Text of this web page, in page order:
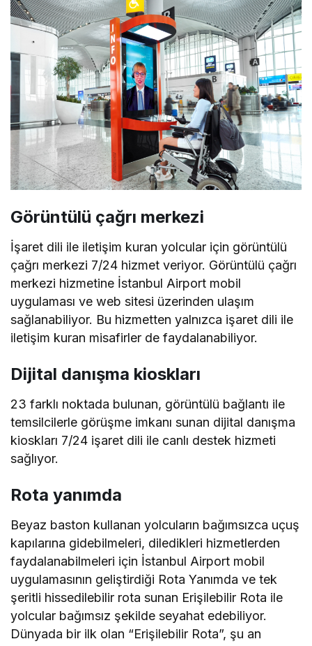
Görüntülü çağrı merkezi
İşaret dili ile iletişim kuran yolcular için görüntülü
çağrı merkezi 7/24 hizmet veriyor. Görüntülü çağrı
merkezi hizmetine İstanbul Airport mobil
uygulaması ve web sitesi üzerinden ulaşım
sağlanabiliyor. Bu hizmetten yalnızca işaret dili ile
iletişim kuran misafirler de faydalanabiliyor.
Dijital danışma kioskları
23 farklı noktada bulunan, görüntülü bağlantı ile
temsilcilerle görüşme imkanı sunan dijital danışma
kioskları 7/24 işaret dili ile canlı destek hizmeti
sağlıyor.
Rota yanımda
Beyaz baston kullanan yolcuların bağımsızca uçuş
kapılarına gidebilmeleri, diledikleri hizmetlerden
faydalanabilmeleri için İstanbul Airport mobil
uygulamasının geliştirdiği Rota Yanımda ve tek
şeritli hissedilebilir rota sunan Erişilebilir Rota ile
yolcular bağımsız şekilde seyahat edebiliyor.
Dünyada bir ilk olan “Erişilebilir Rota”, şu an